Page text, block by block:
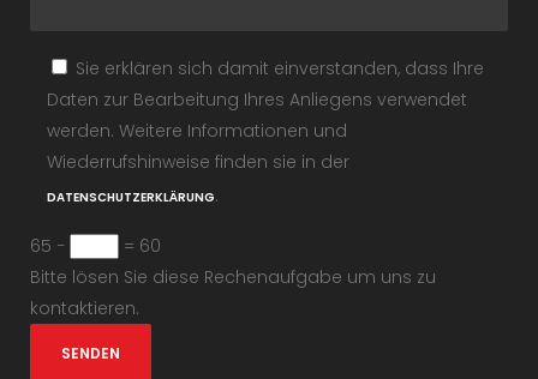
Sie erklären sich damit einverstanden, dass Ihre
Daten zur Bearbeitung Ihres Anliegens verwendet
werden. Weitere Informationen und
Wiederrufshinweise finden sie in der
DATENSCHUTZERKLÄRUNG.
65 −
= 60
Bitte lösen Sie diese Rechenaufgabe um uns zu
kontaktieren.